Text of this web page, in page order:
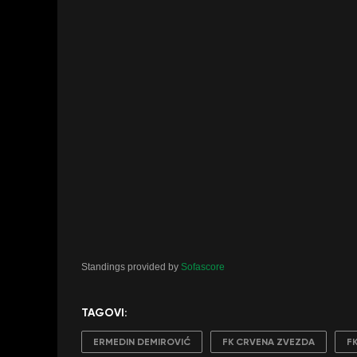
Standings provided by Sofascore
TAGOVI:
ERMEDIN DEMIROVIĆ FK CRVENA ZVEZDA